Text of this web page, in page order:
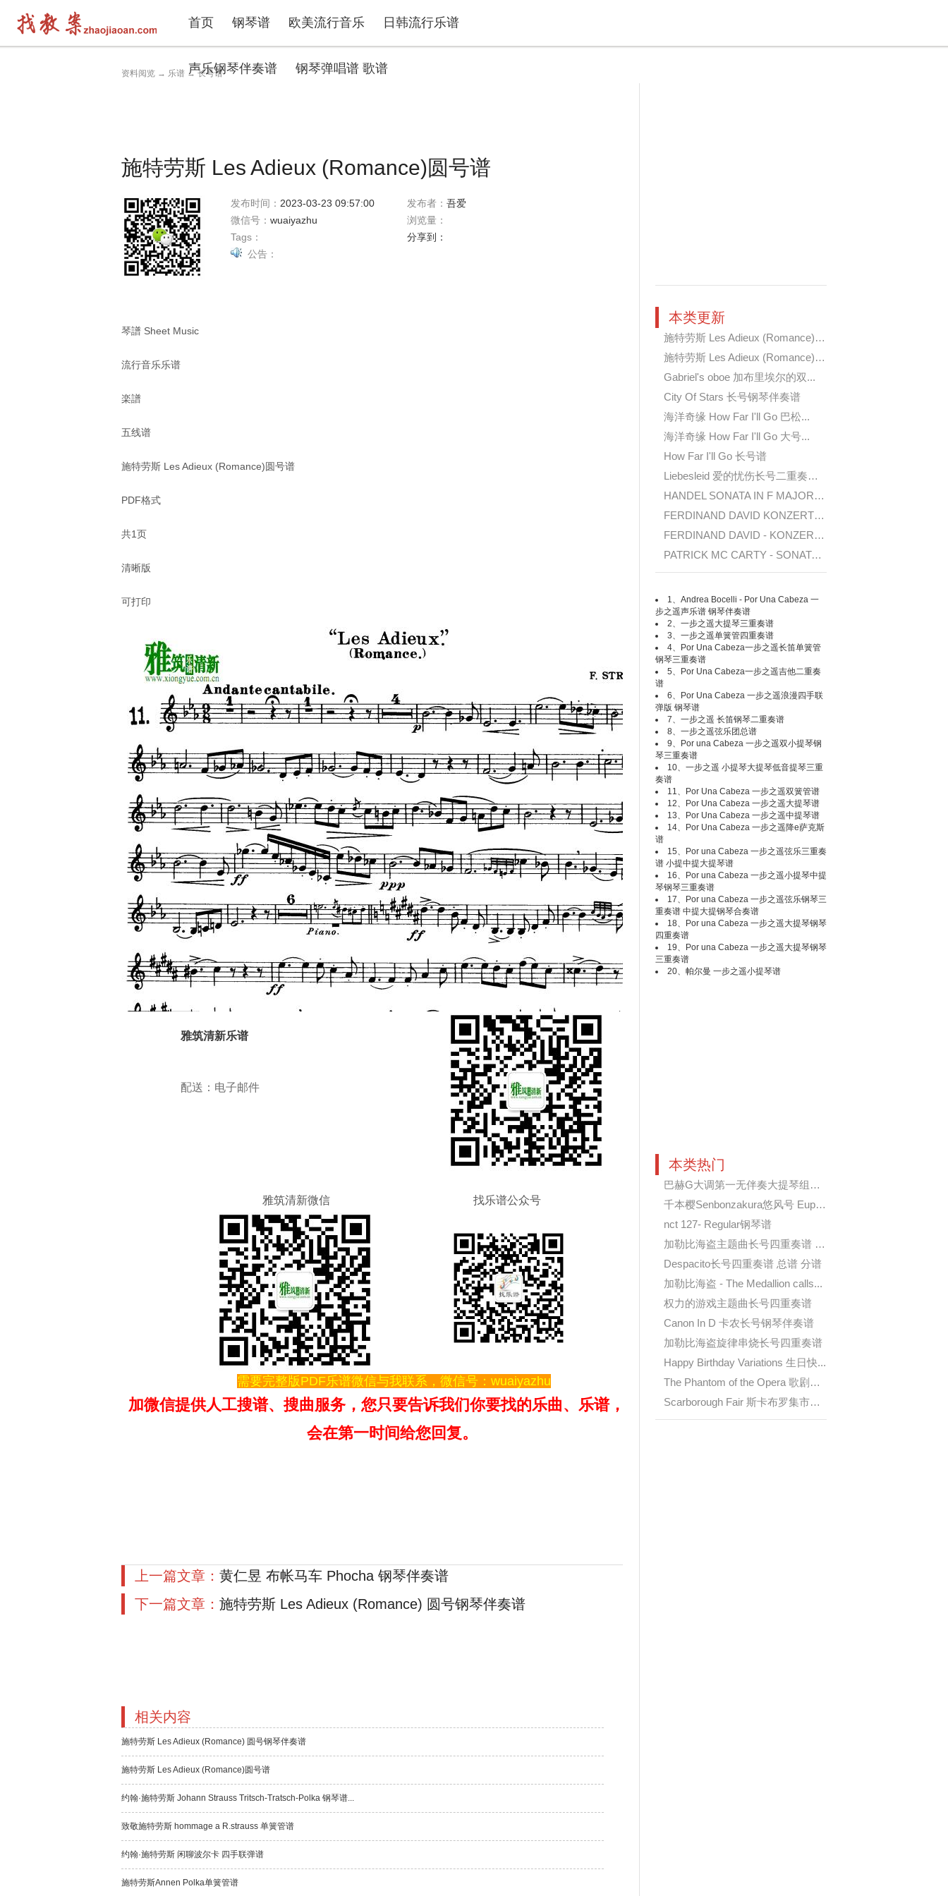
首页 钢琴谱 欧美流行音乐 日韩流行乐谱
声乐钢琴伴奏谱 钢琴弹唱谱 歌谱
资料阅览 → 乐谱 →长号谱
施特劳斯 Les Adieux (Romance)圆号谱
发布时间： 2023-03-23 09:57:00 发布者： 吾爱
微信号： wuaiyazhu
浏览量：
Tags：
分享到：
公告：
琴譜 Sheet Music
流行音乐乐谱
楽譜
五线谱
施特劳斯 Les Adieux (Romance)圆号谱
PDF格式
共1页
清晰版
可打印
雅筑清新乐谱
配送：电子邮件
雅筑清新微信 找乐谱公众号
需要完整版PDF乐谱微信与我联系，微信号：wuaiyazhu
加微信提供人工搜谱、搜曲服务，您只要告诉我们你要找的乐曲、乐谱，我们
会在第一时间给您回复。
上一篇文章： 黄仁昱 布帐马车 Phocha 钢琴伴奏谱
下一篇文章： 施特劳斯 Les Adieux (Romance) 圆号钢琴伴奏谱
相关内容
施特劳斯 Les Adieux (Romance) 圆号钢琴伴奏谱
施特劳斯 Les Adieux (Romance)圆号谱
约翰·施特劳斯 Johann Strauss Tritsch-Tratsch-Polka 钢琴谱...
致敬施特劳斯 hommage a R.strauss 单簧管谱
约翰·施特劳斯 闲聊波尔卡 四手联弹谱
施特劳斯Annen Polka单簧管谱
本类更新
施特劳斯 Les Adieux (Romance) 圆...
施特劳斯 Les Adieux (Romance)圆号...
Gabriel's oboe 加布里埃尔的双...
City Of Stars 长号钢琴伴奏谱
海洋奇缘 How Far I'll Go 巴松...
海洋奇缘 How Far I'll Go 大号...
How Far I'll Go 长号谱
Liebesleid 爱的忧伤长号二重奏谱 ...
HANDEL SONATA IN F MAJOR.OPUSL.N...
FERDINAND DAVID KONZERT FUR POS...
FERDINAND DAVID - KONZERT FUR PO...
PATRICK MC CARTY - SONATA FOR BA...
1、 Andrea Bocelli - Por Una Cabeza 一
步之遥声乐谱 钢琴伴奏谱
2、 一步之遥大提琴三重奏谱
3、 一步之遥单簧管四重奏谱
4、
Por Una Cabeza一步之遥长笛单簧管
钢琴三重奏谱
5、
Por Una Cabeza一步之遥吉他二重奏
谱
6、
Por Una Cabeza 一步之遥浪漫四手联
弹版 钢琴谱
7、 一步之遥 长笛钢琴二重奏谱
8、 一步之遥弦乐团总谱
9、
Por una Cabeza 一步之遥双小提琴钢
琴三重奏谱
10、 一步之遥 小提琴大提琴低音提琴三重
奏谱
11、
Por Una Cabeza 一步之遥双簧管谱
12、
Por Una Cabeza 一步之遥大提琴谱
13、
Por Una Cabeza 一步之遥中提琴谱
14、
Por Una Cabeza 一步之遥降e萨克斯
谱
15、
Por una Cabeza 一步之遥弦乐三重奏
谱 小提中提大提琴谱
16、
Por una Cabeza 一步之遥小提琴中提
琴钢琴三重奏谱
17、
Por una Cabeza 一步之遥弦乐钢琴三
重奏谱 中提大提钢琴合奏谱
18、
Por una Cabeza 一步之遥大提琴钢琴
四重奏谱
19、
Por una Cabeza 一步之遥大提琴钢琴
三重奏谱
20、 帕尔曼 一步之遥小提琴谱
本类热门
巴赫G大调第一无伴奏大提琴组曲 BW...
千本樱Senbonzakura悠风号 Euphoni...
nct 127- Regular钢琴谱
加勒比海盗主题曲长号四重奏谱 pir...
Despacito长号四重奏谱 总谱 分谱
加勒比海盗 - The Medallion calls...
权力的游戏主题曲长号四重奏谱
Canon In D 卡农长号钢琴伴奏谱
加勒比海盗旋律串烧长号四重奏谱
Happy Birthday Variations 生日快...
The Phantom of the Opera 歌剧魅影...
Scarborough Fair 斯卡布罗集市长号...